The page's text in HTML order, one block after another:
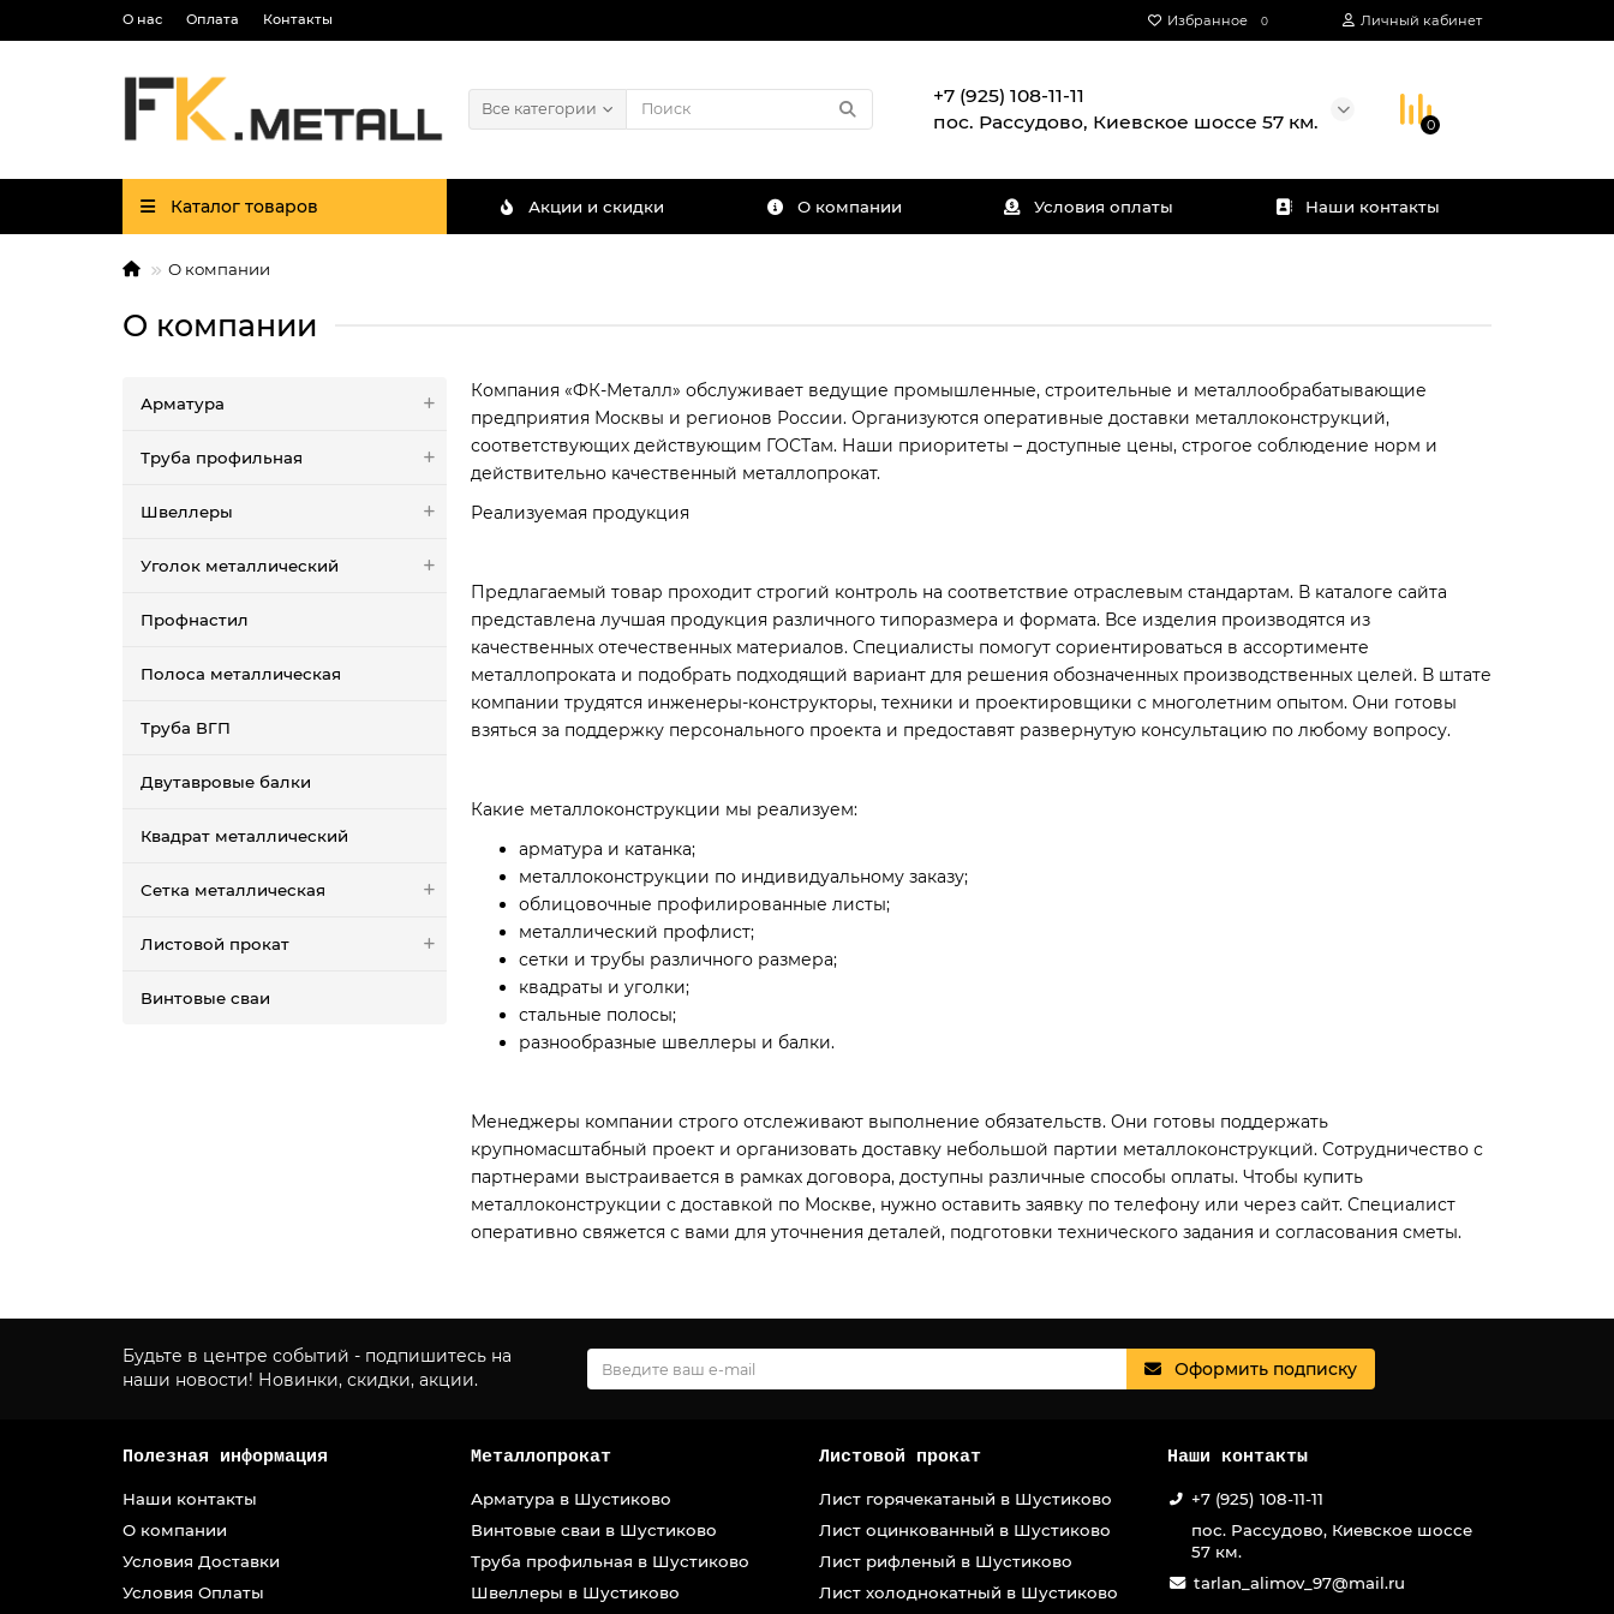
О нас Оплата Контакты Избранное 0 Личный кабинет
Все категории
+7 (925) 108-11-11
пос. Рассудово, Киевское шоссе 57 км.
0
Каталог товаров Акции и скидки О компании Условия оплаты Наши контакты
О компании
О компании
Арматура
Труба профильная
Швеллеры
Уголок металлический
Профнастил
Полоса металлическая
Труба ВГП
Двутавровые балки
Квадрат металлический
Сетка металлическая
Листовой прокат
Винтовые сваи
Компания «ФК-Металл» обслуживает ведущие промышленные, строительные и металлообрабатывающие
предприятия Москвы и регионов России. Организуются оперативные доставки металлоконструкций,
соответствующих действующим ГОСТам. Наши приоритеты – доступные цены, строгое соблюдение норм и
действительно качественный металлопрокат.
Реализуемая продукция
Предлагаемый товар проходит строгий контроль на соответствие отраслевым стандартам. В каталоге сайта
представлена лучшая продукция различного типоразмера и формата. Все изделия производятся из
качественных отечественных материалов. Специалисты помогут сориентироваться в ассортименте
металлопроката и подобрать подходящий вариант для решения обозначенных производственных целей. В штате
компании трудятся инженеры-конструкторы, техники и проектировщики с многолетним опытом. Они готовы
взяться за поддержку персонального проекта и предоставят развернутую консультацию по любому вопросу.
Какие металлоконструкции мы реализуем:
арматура и катанка;
металлоконструкции по индивидуальному заказу;
облицовочные профилированные листы;
металлический профлист;
сетки и трубы различного размера;
квадраты и уголки;
стальные полосы;
разнообразные швеллеры и балки.
Менеджеры компании строго отслеживают выполнение обязательств. Они готовы поддержать
крупномасштабный проект и организовать доставку небольшой партии металлоконструкций. Сотрудничество с
партнерами выстраивается в рамках договора, доступны различные способы оплаты. Чтобы купить
металлоконструкции с доставкой по Москве, нужно оставить заявку по телефону или через сайт. Специалист
оперативно свяжется с вами для уточнения деталей, подготовки технического задания и согласования сметы.
Будьте в центре событий - подпишитесь на
наши новости! Новинки, скидки, акции.
Оформить подписку
Полезная информация
Наши контакты
О компании
Условия Доставки
Условия Оплаты
Металлопрокат
Арматура в Шустиково
Винтовые сваи в Шустиково
Труба профильная в Шустиково
Швеллеры в Шустиково
Листовой прокат
Лист горячекатаный в Шустиково
Лист оцинкованный в Шустиково
Лист рифленый в Шустиково
Лист холоднокатный в Шустиково
Наши контакты
+7 (925) 108-11-11
пос. Рассудово, Киевское шоссе
57 км.
tarlan_alimov_97@mail.ru